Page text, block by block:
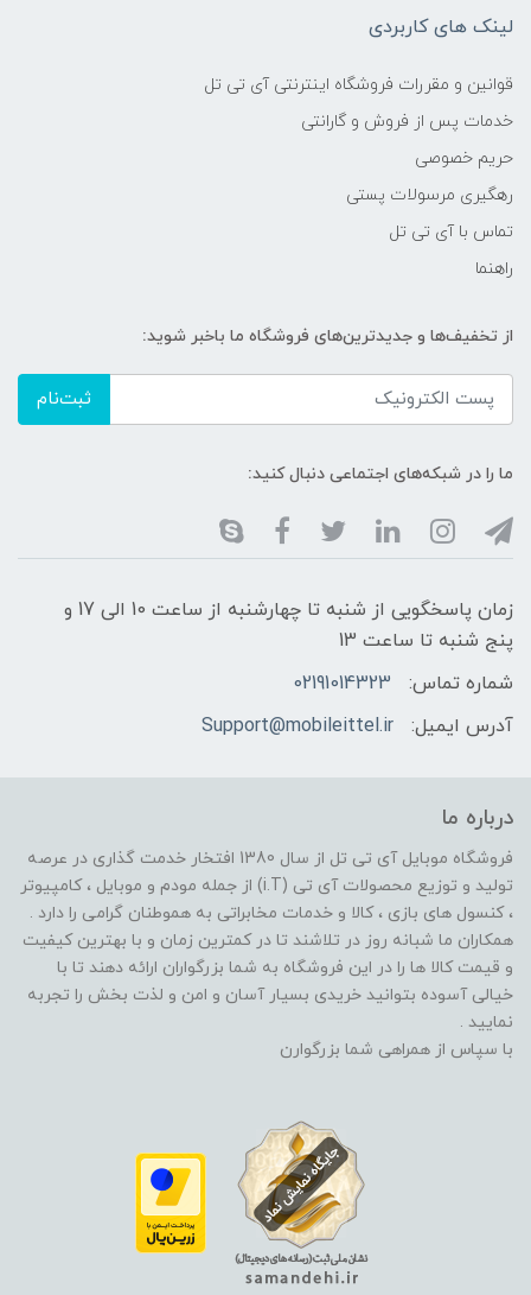
لینک های کاربردی
قوانین و مقررات فروشگاه اینترنتی آی تی تل
خدمات پس از فروش و گارانتی
حریم خصوصی
رهگیری مرسولات پستی
تماس با آی تی تل
راهنما
از تخفیف‌ها و جدیدترین‌های فروشگاه ما باخبر شوید:
ثبت‌نام
ما را در شبکه‌های اجتماعی دنبال کنید:
زمان پاسخگویی از شنبه تا چهارشنبه از ساعت 10 الی 17 و
پنج شنبه تا ساعت 13
شماره تماس:
02191014323
آدرس ایمیل:
Support@mobileittel.ir
درباره ما
فروشگاه موبایل آی تی تل از سال 1380 افتخار خدمت گذاری در عرصه
تولید و توزیع محصولات آی تی (i.T) از جمله مودم و موبایل ، کامپیوتر
، کنسول های بازی ، کالا و خدمات مخابراتی به هموطنان گرامی را دارد .
همکاران ما شبانه روز در تلاشند تا در کمترین زمان و با بهترین کیفیت
و قیمت کالا ها را در این فروشگاه به شما بزرگواران ارائه دهند تا با
خیالی آسوده بتوانید خریدی بسیار آسان و امن و لذت بخش را تجربه
نمایید .
با سپاس از همراهی شما بزرگوارن